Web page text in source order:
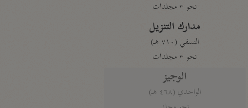
نحو ٣ مجلدات
مدارك التنزيل
النسفي (٧١٠ هـ)
نحو ٣ مجلدات
الوجيز
الواحدي (٤٦٨ هـ)